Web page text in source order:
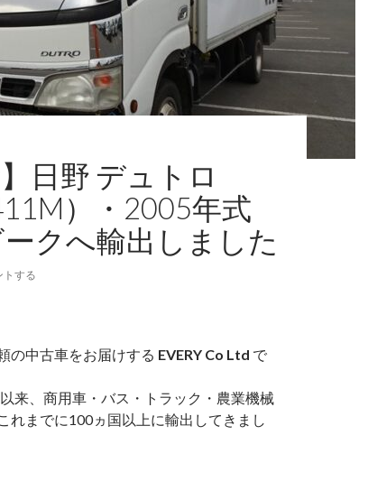
日野 デュトロ
）・2005年式
クへ輸出しました
トする
の中古車をお届けする EVERY Co Ltd で
来、商用車・バス・トラック・農業機械
れまでに100ヵ国以上に輸出してきまし